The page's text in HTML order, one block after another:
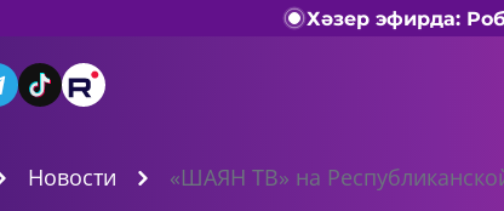
Хәзер эфирда:
Новости «ШАЯН ТВ» на